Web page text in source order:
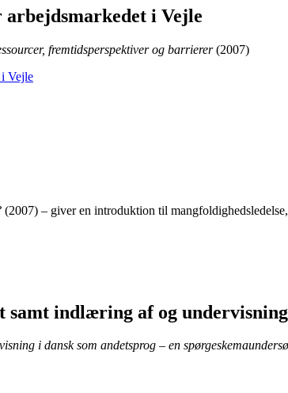
i Vejle
fremtidsperspektiver og barrierer(2007)
Vejle
(2007) – giver en introduktion til
indlæring af og
i dansk som andetsprog – en